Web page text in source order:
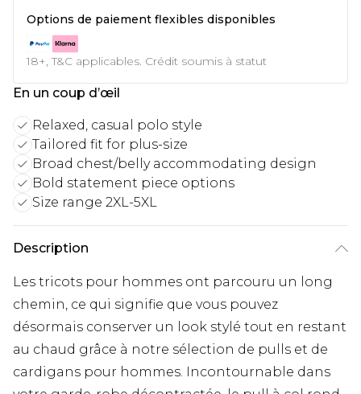
Options de paiement flexibles disponibles
18+, T&C applicables. Crédit soumis à statut
En un coup d’œil
Relaxed, casual polo style
Tailored fit for plus-size
Broad chest/belly accommodating design
Bold statement piece options
Size range 2XL-5XL
Description
Les tricots pour hommes ont parcouru un long
chemin, ce qui signifie que vous pouvez
désormais conserver un look stylé tout en restant
au chaud grâce à notre sélection de pulls et de
cardigans pour hommes. Incontournable dans